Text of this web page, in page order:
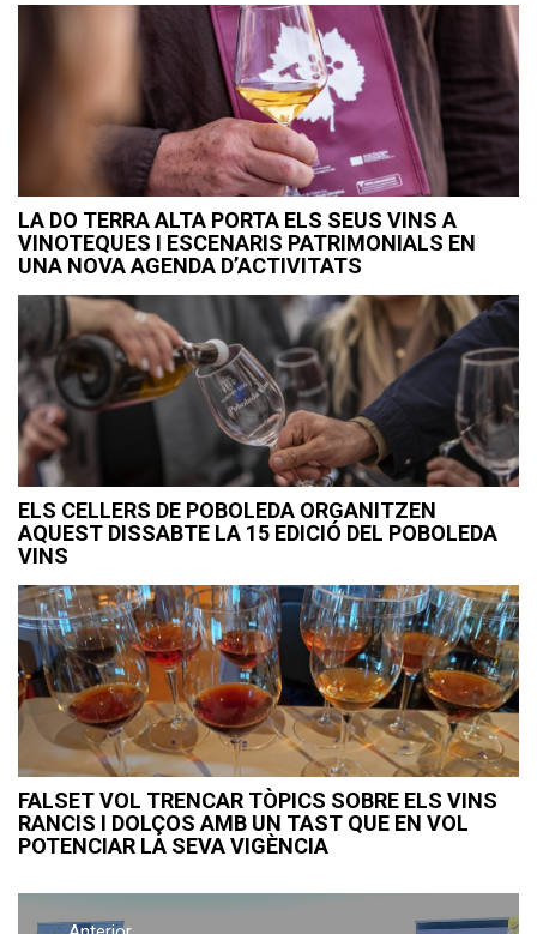
LA DO TERRA ALTA PORTA ELS SEUS VINS A
VINOTEQUES I ESCENARIS PATRIMONIALS EN
UNA NOVA AGENDA D’ACTIVITATS
ELS CELLERS DE POBOLEDA ORGANITZEN
AQUEST DISSABTE LA 15 EDICIÓ DEL POBOLEDA
VINS
FALSET VOL TRENCAR TÒPICS SOBRE ELS VINS
RANCIS I DOLÇOS AMB UN TAST QUE EN VOL
POTENCIAR LA SEVA VIGÈNCIA
Navegació